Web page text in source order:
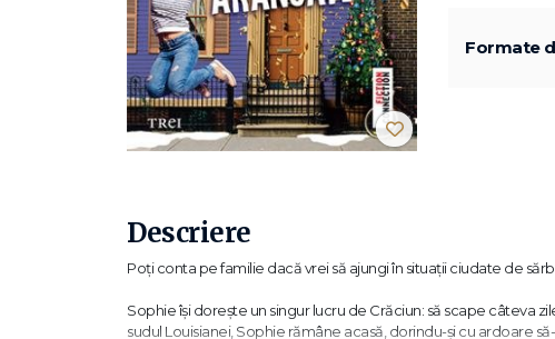
Formate
Descriere
Poți conta pe familie dacă vrei să ajungi în situații ciudate de
Sophie își dorește un singur lucru de Crăciun: să scape câteva
sudul Louisianei, Sophie rămâne acasă, dorindu-și cu ardoare